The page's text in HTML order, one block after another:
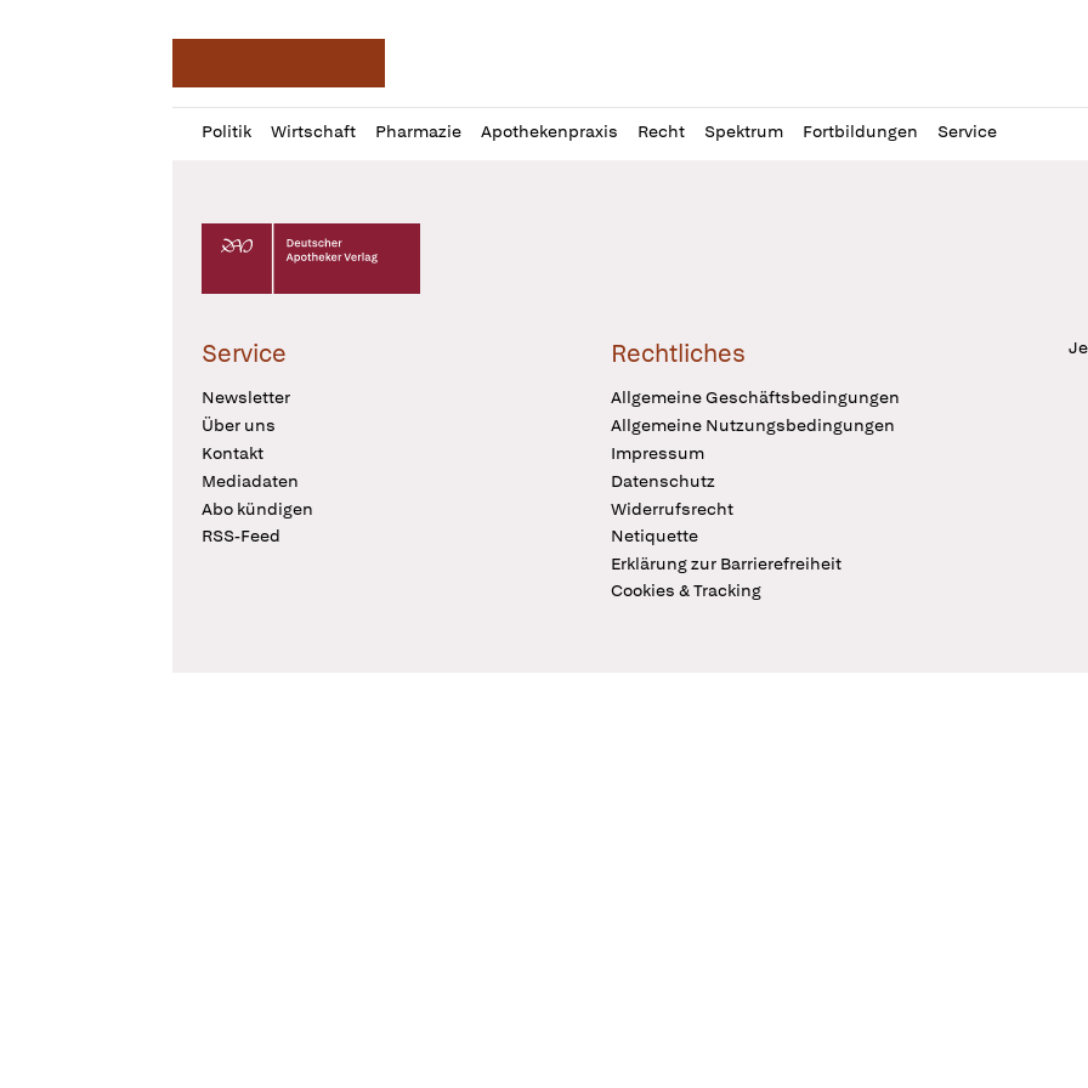
Politik Wirtschaft Pharmazie Apothekenpraxis Recht Spektrum Fortbildungen Service
Profil
öffnen
Daz
Pur
Deutscher Apotheker Verlag Logo
Service
Newsletter
Über uns
Kontakt
Mediadaten
Abo kündigen
RSS-Feed
Rechtliches
Allgemeine Geschäftsbedingungen
Allgemeine Nutzungsbedingungen
Impressum
Datenschutz
Widerrufsrecht
Netiquette
Erklärung zur Barrierefreiheit
Cookies & Tracking